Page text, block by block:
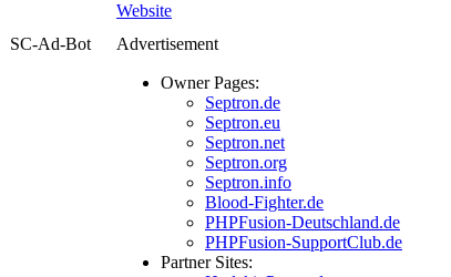
Website
SC-Ad-Bot
Advertisement
Owner Pages:
Septron.de
Septron.eu
Septron.net
Septron.org
Septron.info
Blood-Fighter.de
PHPFusion-Deutschland.de
PHPFusion-SupportClub.de
Partner Sites: